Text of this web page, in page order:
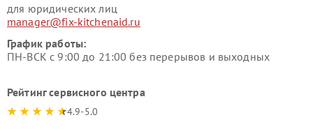
для юридических лиц
manager@fix-kitchenaid.ru
График работы:
ПН-ВСК с 9:00 до 21:00 без перерывов и выходных
Рейтинг сервисного центра
4.9-5.0